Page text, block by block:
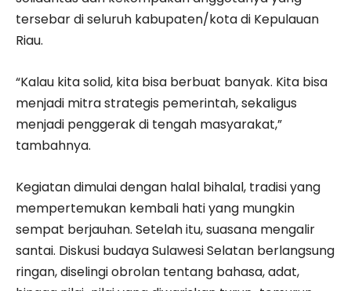
tersebar di seluruh kabupaten/kota di Kepulauan
Riau.
“Kalau kita solid, kita bisa berbuat banyak. Kita bisa
menjadi mitra strategis pemerintah, sekaligus
menjadi penggerak di tengah masyarakat,”
tambahnya.
Kegiatan dimulai dengan halal bihalal, tradisi yang
mempertemukan kembali hati yang mungkin
sempat berjauhan. Setelah itu, suasana mengalir
santai. Diskusi budaya Sulawesi Selatan berlangsung
ringan, diselingi obrolan tentang bahasa, adat,